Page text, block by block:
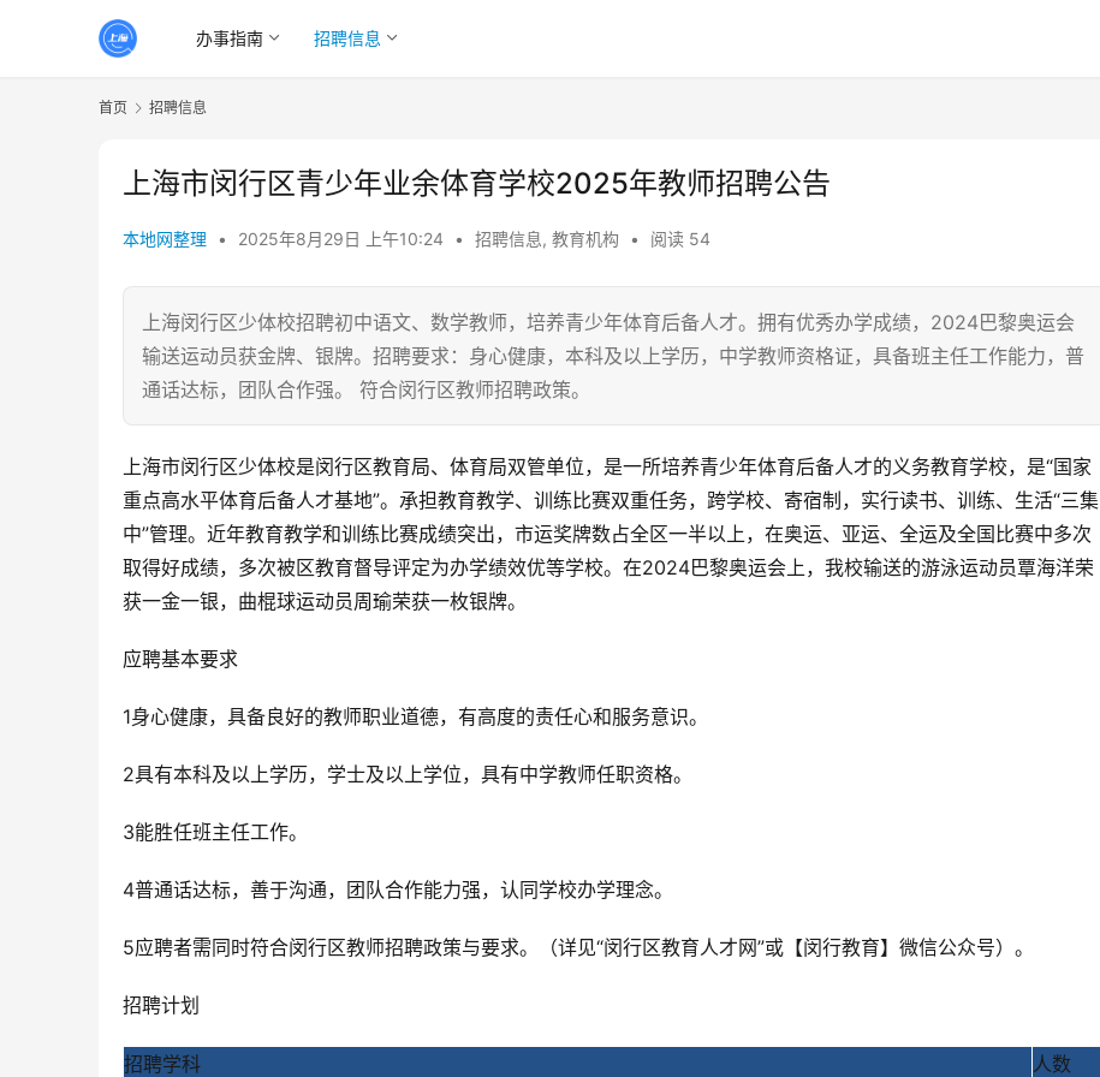
办事指南 招聘信息
首页 招聘信息
上海市闵行区青少年业余体育学校2025年教师招聘公告
本地网整理 • 2025年8月29日 上午10:24 • 招聘信息, 教育机构 • 阅读 54
上海闵行区少体校招聘初中语文、数学教师，培养青少年体育后备人才。拥有优秀办学成绩，2024巴黎奥运会
输送运动员获金牌、银牌。招聘要求：身心健康，本科及以上学历，中学教师资格证，具备班主任工作能力，普
通话达标，团队合作强。 符合闵行区教师招聘政策。
上海市闵行区少体校是闵行区教育局、体育局双管单位，是一所培养青少年体育后备人才的义务教育学校，是“国家
重点高水平体育后备人才基地”。承担教育教学、训练比赛双重任务，跨学校、寄宿制，实行读书、训练、生活“三集
中”管理。近年教育教学和训练比赛成绩突出，市运奖牌数占全区一半以上，在奥运、亚运、全运及全国比赛中多次
取得好成绩，多次被区教育督导评定为办学绩效优等学校。在2024巴黎奥运会上，我校输送的游泳运动员覃海洋荣
获一金一银，曲棍球运动员周瑜荣获一枚银牌。
应聘基本要求
1身心健康，具备良好的教师职业道德，有高度的责任心和服务意识。
2具有本科及以上学历，学士及以上学位，具有中学教师任职资格。
3能胜任班主任工作。
4普通话达标，善于沟通，团队合作能力强，认同学校办学理念。
5应聘者需同时符合闵行区教师招聘政策与要求。（详见“闵行区教育人才网”或【闵行教育】微信公众号）。
招聘计划
招聘学科 人数